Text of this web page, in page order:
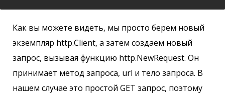
Как вы можете видеть, мы просто берем новый
экземпляр http.Client, а затем создаем новый
запрос, вызывая функцию http.NewRequest. Он
принимает метод запроса, url и тело запроса. В
нашем случае это простой GET запрос, поэтому